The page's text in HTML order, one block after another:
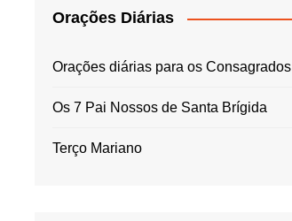
Orações Diárias
Orações diárias para os Consagrados
Os 7 Pai Nossos de Santa Brígida
Terço Mariano